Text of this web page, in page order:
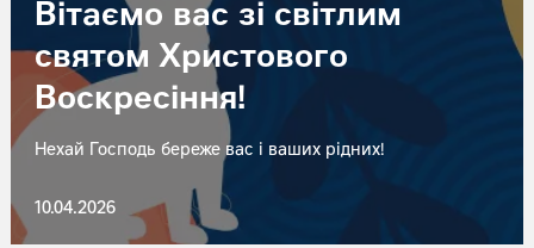
Вітаємо вас зі світлим
святом Христового
Воскресіння!
Нехай Господь береже вас і ваших рідних!
10.04.2026